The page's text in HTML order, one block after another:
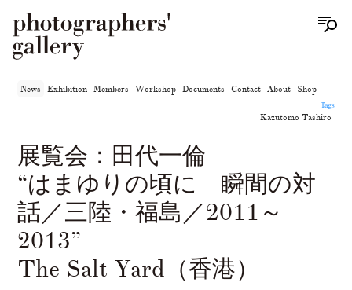
News Exhibition Members Workshop Documents Contact About
Shop
Tags
Kazutomo Tashiro
展覧会：田代一倫
“はまゆりの頃に 瞬間の対
話／三陸・福島／2011～
2013”
The Salt Yard（香港）